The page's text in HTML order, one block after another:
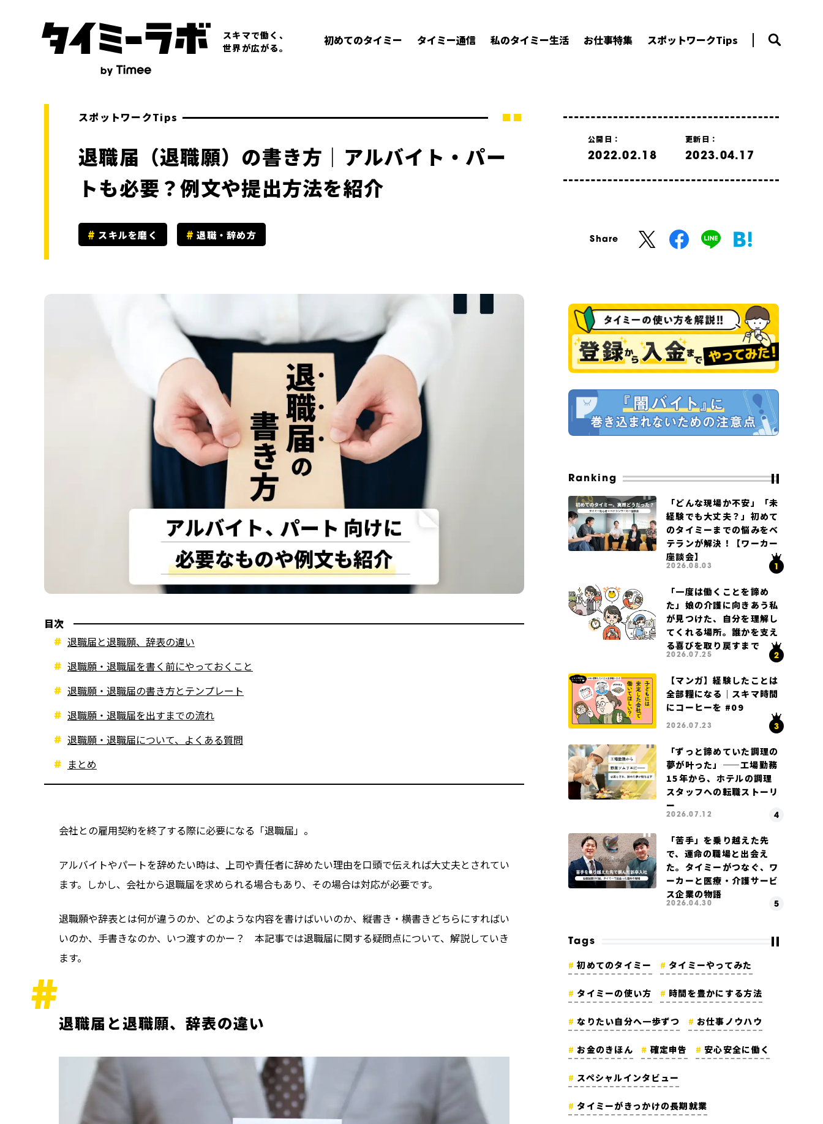
スキマで働く、
世界が広がる。
初めてのタイミー タイミー通信 私のタイミー生活 お仕事特集 スポットワークTips
スポットワークTips
退職届（退職願）の書き方｜アルバイト・パー
トも必要？例文や提出方法を紹介
スキルを磨く 退職・辞め方
公開日：
2022.02.18
更新日：
2023.04.17
Share
目次
退職届と退職願、辞表の違い
退職願・退職届を書く前にやっておくこと
退職願・退職届の書き方とテンプレート
退職願・退職届を出すまでの流れ
退職願・退職届について、よくある質問
まとめ
会社との雇用契約を終了する際に必要になる「退職届」。
アルバイトやパートを辞めたい時は、上司や責任者に辞めたい理由を口頭で伝えれば大丈夫とされてい
ます。しかし、会社から退職届を求められる場合もあり、その場合は対応が必要です。
退職願や辞表とは何が違うのか、どのような内容を書けばいいのか、縦書き・横書きどちらにすればい
いのか、手書きなのか、いつ渡すのかー？ 本記事では退職届に関する疑問点について、解説していき
ます。
退職届と退職願、辞表の違い
Ranking
「どんな現場か不安」「未
経験でも大丈夫？」初めて
のタイミーまでの悩みをベ
テランが解決！【ワーカー
座談会】
2026.08.03
「一度は働くことを諦め
た」娘の介護に向きあう私
が見つけた、自分を理解し
てくれる場所。誰かを支え
る喜びを取り戻すまで
2026.07.25
【マンガ】経験したことは
全部糧になる｜スキマ時間
にコーヒーを #09
2026.07.23
「ずっと諦めていた調理の
夢が叶った」——工場勤務
15年から、ホテルの調理
スタッフへの転職ストーリ
ー
2026.07.12
「苦手」を乗り越えた先
で、運命の職場と出会え
た。タイミーがつなぐ、ワ
ーカーと医療・介護サービ
ス企業の物語
2026.04.30
Tags
初めてのタイミー タイミーやってみた
タイミーの使い方 時間を豊かにする方法
なりたい自分へ一歩ずつ お仕事ノウハウ
お金のきほん 確定申告 安心安全に働く
スペシャルインタビュー
タイミーがきっかけの長期就業